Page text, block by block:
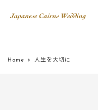
Home 人生を大切に